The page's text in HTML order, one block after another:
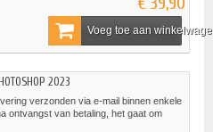
Voeg toe aan
2023
verzonden via e-mail binnen enkele
ontvangst van betaling, het gaat om